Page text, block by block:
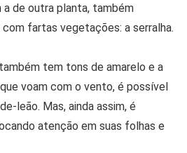
de outra planta, também
fartas vegetações: a serralha.
tem tons de amarelo e a
voam com o vento, é possível
leão. Mas, ainda assim, é
atenção em suas folhas e